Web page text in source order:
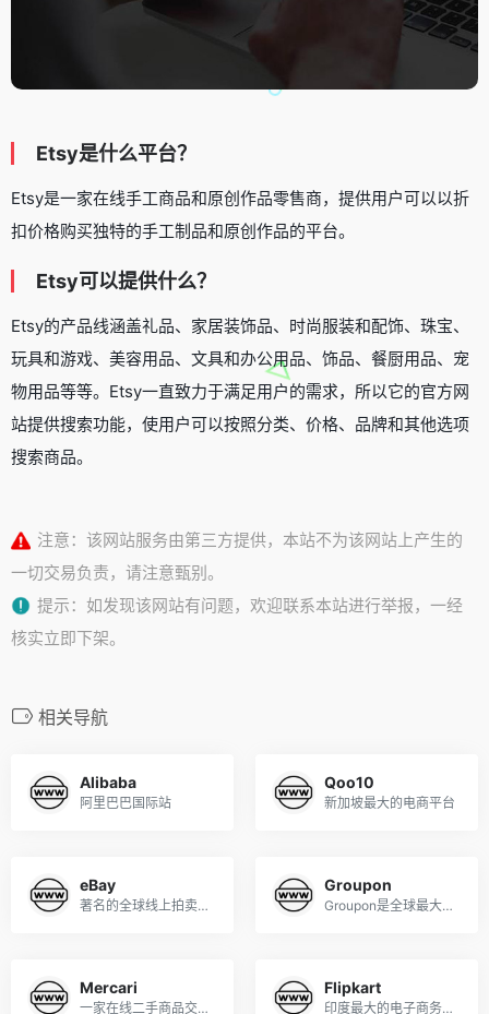
Etsy是什么平台？
Etsy是一家在线手工商品和原创作品零售商，提供用户可以以折
扣价格购买独特的手工制品和原创作品的平台。
Etsy可以提供什么？
Etsy的产品线涵盖礼品、家居装饰品、时尚服装和配饰、珠宝、
玩具和游戏、美容用品、文具和办公用品、饰品、餐厨用品、宠
物用品等等。Etsy一直致力于满足用户的需求，所以它的官方网
站提供搜索功能，使用户可以按照分类、价格、品牌和其他选项
搜索商品。
注意：该网站服务由第三方提供，本站不为该网站上产生的
一切交易负责，请注意甄别。
提示：如发现该网站有问题，欢迎联系本站进行举报，一经
核实立即下架。
相关导航
Alibaba
阿里巴巴国际站
Qoo10
新加坡最大的电商平台
eBay
著名的全球线上拍卖及购物网站
Groupon
Groupon是全球最大的折扣网站
Mercari
一家在线二手商品交易平台
Flipkart
印度最大的电子商务零售商